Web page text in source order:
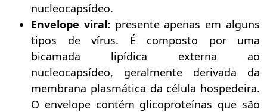
nucleocapsídeo.
Envelope viral: presente apenas em alguns
tipos de vírus. É composto por uma
bicamada lipídica externa ao
nucleocapsídeo, geralmente derivada da
membrana plasmática da célula hospedeira.
O envelope contém glicoproteínas que são